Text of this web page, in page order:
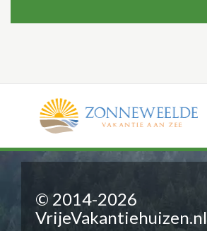
© 2014-2026
VrijeVakantiehuizen.nl